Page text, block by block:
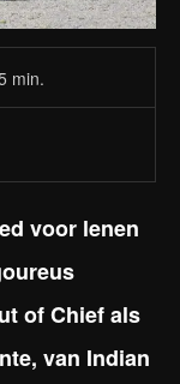
min.
voor lenen
of Chief als
van Indian